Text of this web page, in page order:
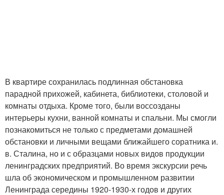
В квартире сохранилась подлинная обстановка
парадной прихожей, кабинета, библиотеки, столовой и
комнаты отдыха. Кроме того, были воссозданы
интерьеры кухни, ванной комнаты и спальни. Мы смогли
познакомиться не только с предметами домашней
обстановки и личными вещами ближайшего соратника и.
в. Сталина, но и с образцами новых видов продукции
ленинградских предприятий. Во время экскурсии речь
шла об экономическом и промышленном развитии
Ленинграда середины 1920-1930-х годов и других